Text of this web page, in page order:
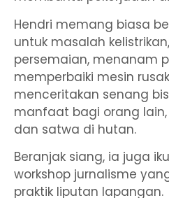
Hendri memang biasa
untuk masalah
persemaian, menanam
memperbaiki mesin
menceritakan senang
manfaat bagi orang
dan satwa di hutan.
Beranjak siang, ia juga
workshop jurnalisme
praktik liputan lapangan.